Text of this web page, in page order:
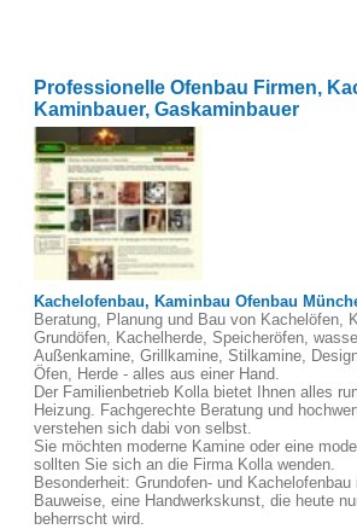
Professionelle Ofenbau Firmen,
Kaminbauer, Gaskaminbauer
Kachelofenbau, Kaminbau Ofenbau
Beratung, Planung und Bau von Kachelöfen,
Grundöfen, Kachelherde, Speicheröfen,
Außenkamine, Grillkamine, Stilkamine,
Öfen, Herde - alles aus einer Hand.
Der Familienbetrieb Kolla bietet Ihnen alles
Heizung. Fachgerechte Beratung und
verstehen sich dabi von selbst.
Sie möchten moderne Kamine oder eine
sollten Sie sich an die Firma Kolla wenden.
Besonderheit: Grundofen- und
Bauweise, eine Handwerkskunst, die heute
beherrscht wird.